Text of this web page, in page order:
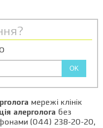
OK
мережі клінік
алерголога без
(044) 238-20-20,